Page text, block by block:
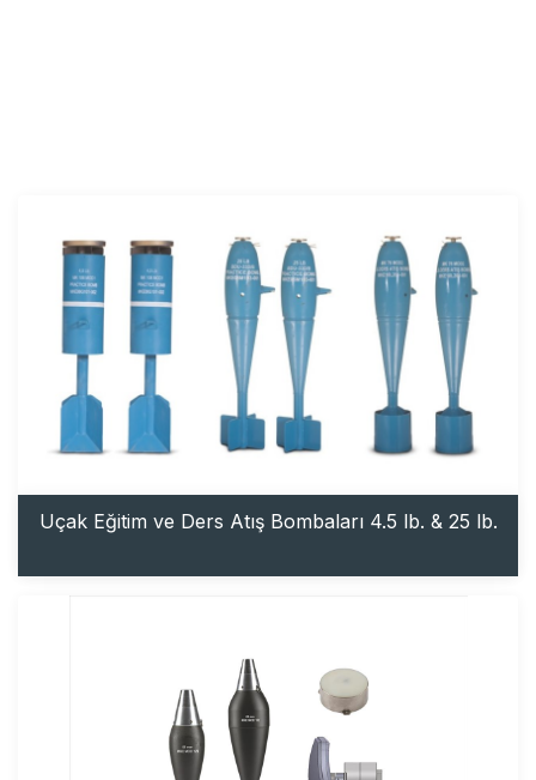
Uçak Eğitim ve Ders Atış Bombaları 4.5 lb. & 25 lb.